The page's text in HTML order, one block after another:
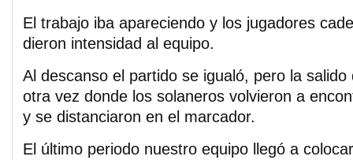
El trabajo iba apareciendo y los jugadores
dieron intensidad al equipo.
Al descanso el partido se igualó, pero la
otra vez donde los solaneros volvieron a
y se distanciaron en el marcador.
El último periodo nuestro equipo llegó a